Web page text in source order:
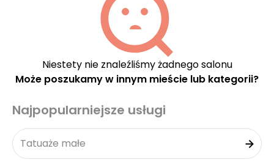
Niestety nie znaleźliśmy żadnego salonu
Może poszukamy w innym mieście lub kategorii?
Najpopularniejsze usługi
Tatuaże małe